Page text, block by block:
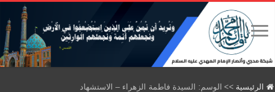
الرئيسية >> الوسم: السيدة فاطمة الزهراء – الاستشهاد